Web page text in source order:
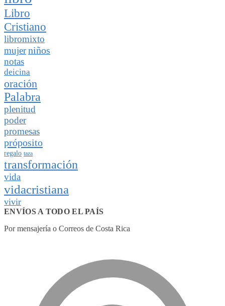
Libro
Cristiano
libromixto
mujerniños
notas
deicina
oración
Palabra
plenitud
poder
promesas
próposito
regalo taza
transformación
vida
vidacristiana
vivir
ENVÍOS A TODO EL PAÍS
Por mensajería o Correos de Costa Rica